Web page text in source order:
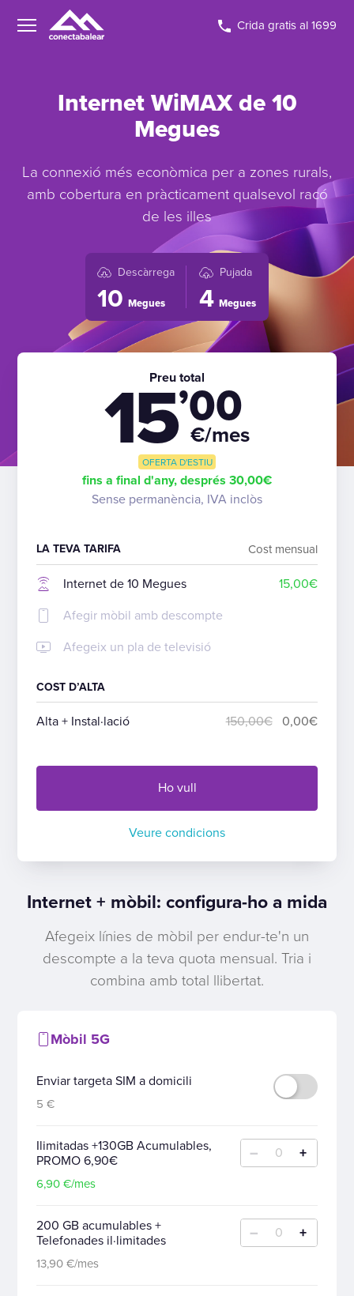
Crida gratis al 1699
Internet WiMAX de 10
Megues
La connexió més econòmica per a zones rurals,
amb cobertura en pràcticament qualsevol racó
de les illes
Descàrrega
10 Megues
Pujada
4 Megues
Preu total
15’00
€/mes
OFERTA D'ESTIU
fins a final d'any, després 30,00€
Sense permanència, IVA inclòs
LA TEVA TARIFA Cost mensual
Internet de 10 Megues
15,00€
Afegir mòbil amb descompte
Afegeix un pla de televisió
COST D’ALTA
Alta + Instal·lació 150,00€ 0,00€
Ho vull
Veure condicions
Internet + mòbil: configura-ho a mida
Afegeix línies de mòbil per endur-te'n un
descompte a la teva quota mensual. Tria i
combina amb total llibertat.
Mòbil 5G
Enviar targeta SIM a domicili
5 €
Ilimitadas +130GB Acumulables,
PROMO 6,90€
6,90 €/mes
– 0 +
200 GB acumulables +
Telefonades il·limitades
13,90 €/mes
– 0 +